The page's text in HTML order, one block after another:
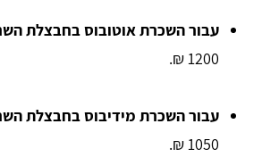
עבור השכרת אוטובוס בחבצלת
1200 ₪.
עבור השכרת מידיבוס בחבצלת
1050 ₪.